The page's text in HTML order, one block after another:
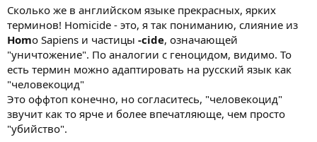
Сколько же в английском языке прекрасных, ярких
терминов! Homicide - это, я так пониманию, слияние из
Homo Sapiens и частицы -cide, означающей
"уничтожение". По аналогии с геноцидом, видимо. То
есть термин можно адаптировать на русский язык как
"человекоцид"
Это оффтоп конечно, но согласитесь, "человекоцид"
звучит как то ярче и более впечатляюще, чем просто
"убийство".